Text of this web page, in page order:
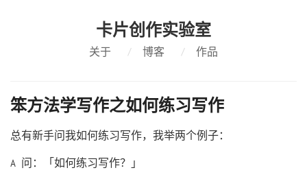
卡片创作实验室
关于 / 博客 / 作品
笨方法学写作之如何练习写作
总有新手问我如何练习写作，我举两个例子：
A 问：「如何练习写作？」